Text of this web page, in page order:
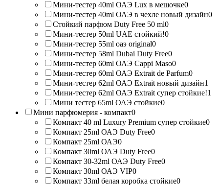
Мини-тестер 40ml ОАЭ Lux в мешочке0
Мини-тестер 40ml ОАЭ в чехле новый дизайн0
Стойкий парфюм Duty Free 50 ml0
Мини-тестер 50ml UAE стойкий!0
Мини-тестер 55ml оаэ original0
Мини-тестер 58ml Dubai Duty Free0
Мини-тестер 60ml ОАЭ Cappi Maso0
Мини-тестер 60ml ОАЭ Extrait de Parfum0
Мини-тестер 62ml ОАЭ Extrait новый дизайн1
Мини-тестер 62ml ОАЭ Extrait супер стойкие!1
Мини тестер 65ml ОАЭ стойкие0
Мини парфюмерия - компакт0
Компакт 40 ml Luxury Premium супер стойкие0
Компакт 25ml ОАЭ Duty Free0
Компакт 25ml ОАЭ0
Компакт 30ml ОАЭ Duty Free0
Компакт 30-32ml ОАЭ Duty Free0
Компакт 30ml ОАЭ VIP0
Компакт 33ml белая коробка стойкие0